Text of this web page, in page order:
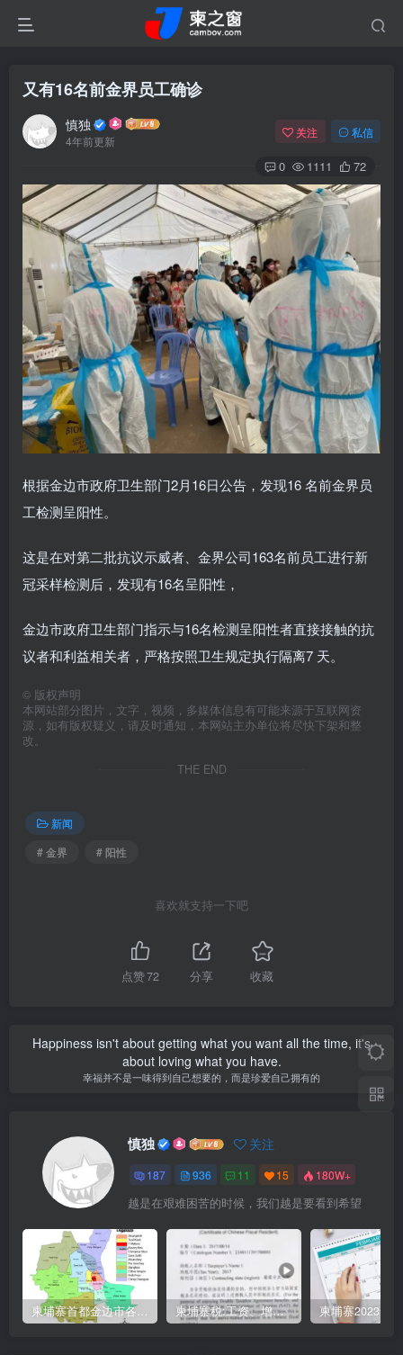
又有16名前金界员工确诊
慎独
4年前更新
关注 私信
0 1111 72
根据金边市政府卫生部门2月16日公告，发现16 名前金界员
工检测呈阳性。
这是在对第二批抗议示威者、金界公司163名前员工进行新
冠采样检测后，发现有16名呈阳性，
金边市政府卫生部门指示与16名检测呈阳性者直接接触的抗
议者和利益相关者，严格按照卫生规定执行隔离7 天。
© 版权声明
本网站部分图片，文字，视频，多媒体信息有可能来源于互联网资
源，如有版权疑义，请及时通知，本网站主办单位将尽快下架和整
改。
THE END
新闻
# 金界
# 阳性
喜欢就支持一下吧
点赞72 分享 收藏
Happiness isn't about getting what you want all the time, it's
about loving what you have.
幸福并不是一味得到自己想要的，而是珍爱自己拥有的
慎独 关注
187 936 11 15 180W+
越是在艰难困苦的时候，我们越是要看到希望
柬埔寨首都金边市各区与分区名称分布 柬埔寨税:工资、增值、预扣、利润、专利、产业、注册税